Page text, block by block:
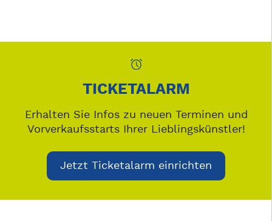
TICKETALARM
Erhalten Sie Infos zu neuen Terminen und
Vorverkaufsstarts Ihrer Lieblingskünstler!
Jetzt Ticketalarm einrichten